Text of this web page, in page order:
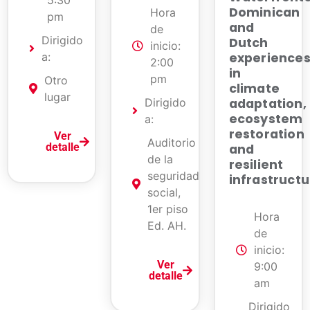
pm
Dirigido
a:
Otro
lugar
Ver
detalle
Hora
de
inicio:
2:00
pm
Dirigido
a:
Auditorio
de la
seguridad
social,
1er piso
Ed. AH.
Ver
detalle
Dominican
and
Dutch
experiences
in
climate
adaptation,
ecosystem
restoration
and
resilient
Hora
de
inicio:
9:00
am
Dirigido